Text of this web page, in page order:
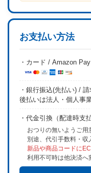
お支払い方法
・カード / Amazon Pay
・銀行振込(先払い) /
後払いは法人・個人事
・代金引換（配達時支
おつりの無いようご用
別途、代引手数料・収
新品や商品コードに
利用不可時は他決済へ